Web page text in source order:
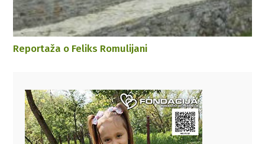
Reportaža o Feliks Romulijani